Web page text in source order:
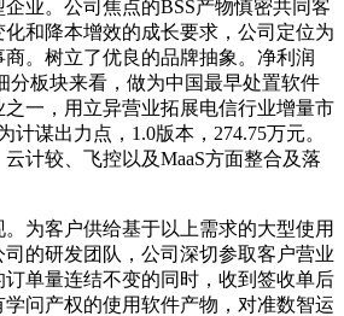
业。公司焦点的BSS产物慎密共同客
化和降本增效的成长要求，公司定位为
。树立了优良的品牌抽象。净利润
分板块来看，做为中国最早处置软件
一，用立异营业拓展电信行业增量市
计谋出力点，1.0版本，274.75万元。
计较、飞控以及MaaS方面整合及落
客户供给基于以上需求的大型使用
的研发团队，公司深切参取客户营业
单量连结不变的同时，收到签收单后
问产权的使用软件产物，对准数智运